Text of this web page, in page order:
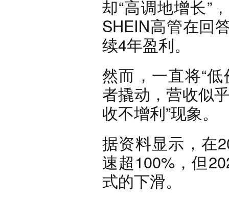
却“高调地增长”
SHEIN高管在回
续4年盈利。
然而，一直将“
者撬动，营收似
收不增利”现象。
据资料显示，在
速超100%，但
式的下滑。